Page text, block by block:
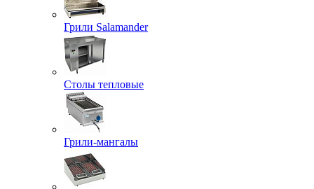
Грили Salamander
Столы тепловые
Грили-мангалы